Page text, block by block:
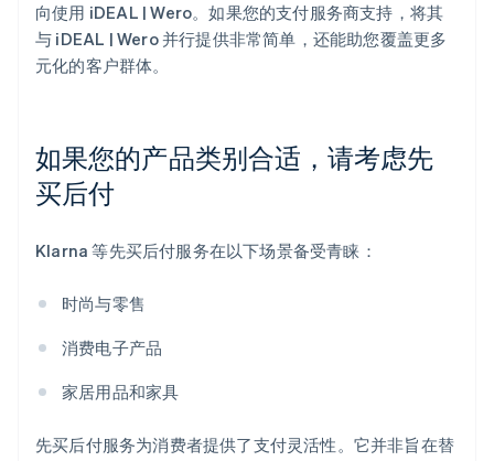
向使用 iDEAL | Wero。如果您的支付服务商支持，将其
与 iDEAL | Wero 并行提供非常简单，还能助您覆盖更多
元化的客户群体。
如果您的产品类别合适，请考虑先
买后付
Klarna 等先买后付服务在以下场景备受青睐：
时尚与零售
消费电子产品
家居用品和家具
先买后付服务为消费者提供了支付灵活性。它并非旨在替